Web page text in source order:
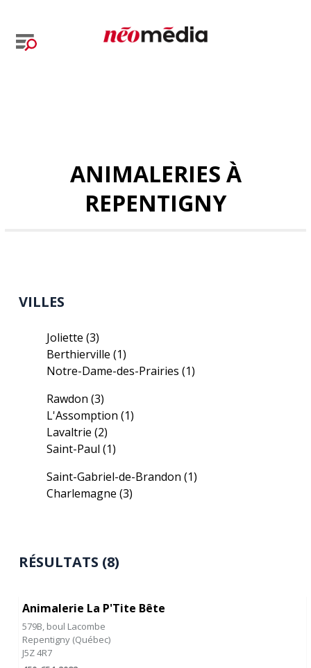
ANIMALERIES À
REPENTIGNY
VILLES
Joliette(3)
Berthierville(1)
Notre-Dame-des-Prairies(1)
Rawdon(3)
L'Assomption(1)
Lavaltrie(2)
Saint-Paul(1)
Saint-Gabriel-de-Brandon(1)
Charlemagne(3)
RÉSULTATS (8)
Animalerie La P'Tite Bête
579B, boul Lacombe
Repentigny (Québec)
J5Z 4R7